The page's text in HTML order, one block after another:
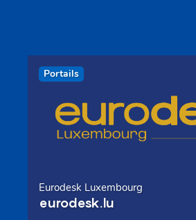
Portails
Eurodesk Luxembourg
eurodesk.lu